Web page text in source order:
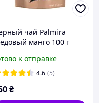
чай Palmira
манго 100 г
к отправке
4.6 (5)
₴